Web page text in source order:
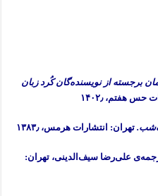
برجسته از نویسنده‌گان کُرد زبان
حس هفتم، ۱۴۰۲٫
تهران: انتشارات هرمس، ۱۳۸۳٫
علی‌رضا سیف‌الدینی، تهران: